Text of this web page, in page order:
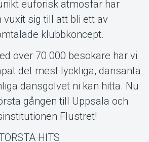
Tickster
euforisk atmosfär har
vuxit sig till att bli ett av
klubbkoncept.
över 70 000 besökare har vi
det mest lyckliga, dansanta
dansgolvet ni kan hitta. Nu
gången till Uppsala och
Flustret!
HITS